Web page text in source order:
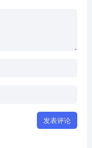
发表评论